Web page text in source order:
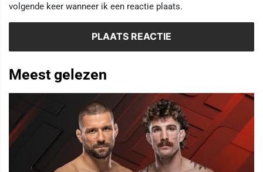
volgende keer wanneer ik een reactie plaats.
Meest gelezen